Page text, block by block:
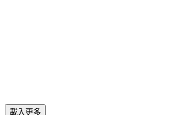
載入更多